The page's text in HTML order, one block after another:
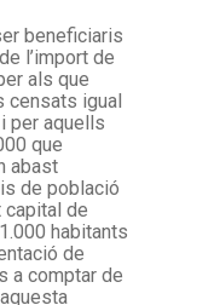
beneficiaris
l’import de
als que
censats igual
per aquells
que
abast
de població
capital de
habitants
de
a comptar de